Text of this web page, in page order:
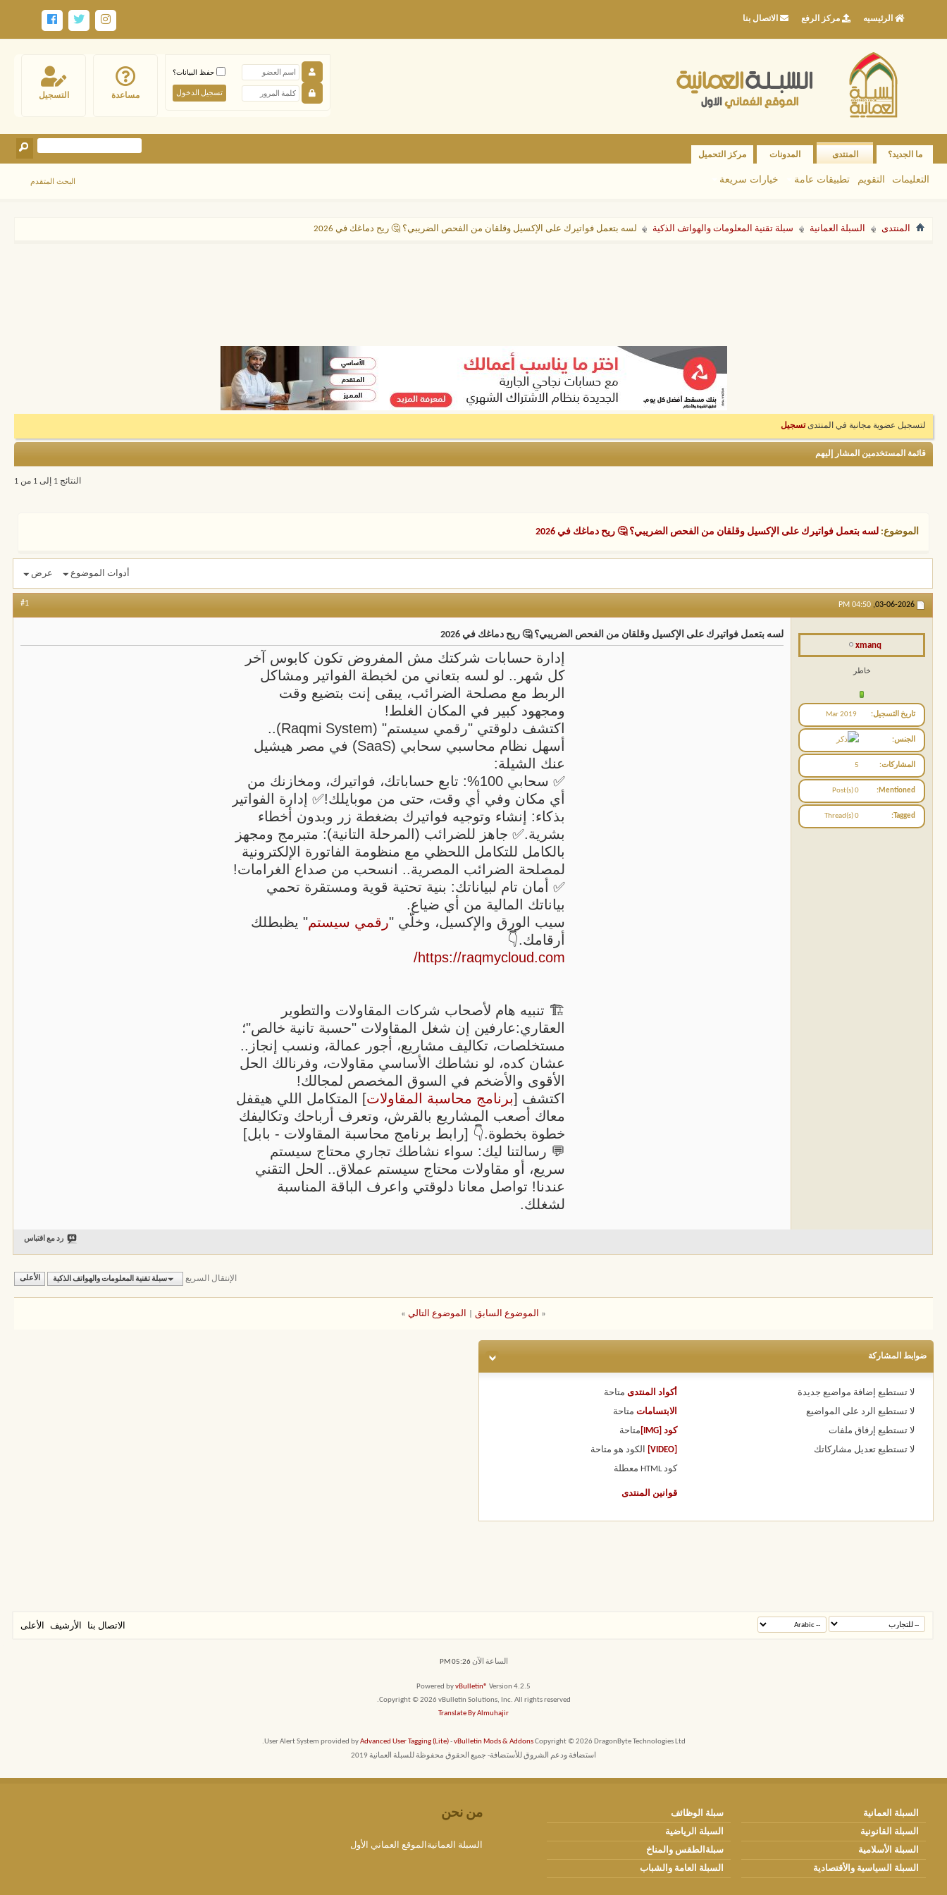
الرئيسيه مركز الرفع الاتصال بنا
التسجيل مساعدة
حفظ البيانات؟
ما الجديد؟ المنتدى
التعليمات التقويم تطبيقات عامة خيارات سريعة
المدونات مركز التحميل
البحث المتقدم
المنتدى السبلة العمانية سبلة تقنية المعلومات والهواتف الذكية لسه بتعمل فواتيرك على الإكسيل وقلقان من الفحص الضريبي؟ 🤔 ريح دماغك في 2026
لتسجيل عضوية مجانية في المنتدىتسجيل
قائمة المستخدمين المشار إليهم
النتائج 1 إلى 1 من 1
الموضوع: لسه بتعمل فواتيرك على الإكسيل وقلقان من الفحص الضريبي؟ 🤔 ريح دماغك في 2026
أدوات الموضوع عرض
03-06-2026,
04:50 PM
#1
xmanq
خاطر
تاريخ التسجيل Mar 2019
الجنس
المشاركات 5
Mentioned
0 Post(s)
Tagged
0 Thread(s)
لسه بتعمل فواتيرك على الإكسيل وقلقان من الفحص الضريبي؟ 🤔 ريح دماغك في 2026
إدارة حسابات شركتك مش المفروض تكون كابوس آخر
كل شهر.. لو لسه بتعاني من لخبطة الفواتير ومشاكل
الربط مع مصلحة الضرائب، يبقى إنت بتضيع وقت
ومجهود كبير في المكان الغلط!
اكتشف دلوقتي "رقمي سيستم" (Raqmi System)..
أسهل نظام محاسبي سحابي (SaaS) في مصر هيشيل
عنك الشيلة:
✅ سحابي 100%: تابع حساباتك، فواتيرك، ومخازنك من
أي مكان وفي أي وقت، حتى من موبايلك!✅ إدارة الفواتير
بذكاء: إنشاء وتوجيه فواتيرك بضغطة زر وبدون أخطاء
بشرية.✅ جاهز للضرائب (المرحلة التانية): متبرمج ومجهز
بالكامل للتكامل اللحظي مع منظومة الفاتورة الإلكترونية
لمصلحة الضرائب المصرية.. انسحب من صداع الغرامات!
✅ أمان تام لبياناتك: بنية تحتية قوية ومستقرة تحمي
بياناتك المالية من أي ضياع.
سيب الورق والإكسيل، وخلّي "رقمي سيستم" يظبطلك
أرقامك.👇
https://raqmycloud.com/
🏗️ تنبيه هام لأصحاب شركات المقاولات والتطوير
العقاري:عارفين إن شغل المقاولات "حسبة تانية خالص"؛
مستخلصات، تكاليف مشاريع، أجور عمالة، ونسب إنجاز..
عشان كده، لو نشاطك الأساسي مقاولات، وفرنالك الحل
الأقوى والأضخم في السوق المخصص لمجالك!
اكتشف [برنامج محاسبة المقاولات] المتكامل اللي هيقفل
معاك أصعب المشاريع بالقرش، وتعرف أرباحك وتكاليفك
خطوة بخطوة.👇 [رابط برنامج محاسبة المقاولات - بابل]
💬 رسالتنا ليك: سواء نشاطك تجاري محتاج سيستم
سريع، أو مقاولات محتاج سيستم عملاق.. الحل التقني
عندنا! تواصل معانا دلوقتي واعرف الباقة المناسبة
لشغلك.
رد مع اقتباس
الإنتقال السريع سبلة تقنية المعلومات والهواتف الذكية الأعلى
« الموضوع السابق الموضوع التالي »
ضوابط المشاركة
لا تستطيع إضافة مواضيع جديدة
لا تستطيع الرد على المواضيع
لا تستطيع إرفاق ملفات
لا تستطيع تعديل مشاركاتك
أكواد المنتدى متاحة
الابتسامات متاحة
كود [IMG] متاحة
[VIDEO] الكود هو متاحة
كود HTML معطلة
قوانين المنتدى
الاتصال بنا الأرشيف الأعلى
الساعة الآن05:26 PM
Powered byvBulletin® Version 4.2.5
Copyright © 2026 vBulletin Solutions, Inc. All rights reserved.
Translate By Almuhajir
User Alert System provided byAdvanced User Tagging (Lite)-vBulletin Mods & AddonsCopyright © 2026 DragonByte Technologies Ltd.
استضافة ودعم الشروق للأستضافة- جميع الحقوق محفوظة للسبلة العمانية 2019
السبلة العمانية
سبلة الوظائف
السبلة القانونية
السبلة الرياضية
السبلة الأسلامية
سبلةالطقس والمناخ
السبلة السياسية والأقتصادية
السبلة العامة والشباب
من نحن
السبلة العمانيةالموقع العماني الأول